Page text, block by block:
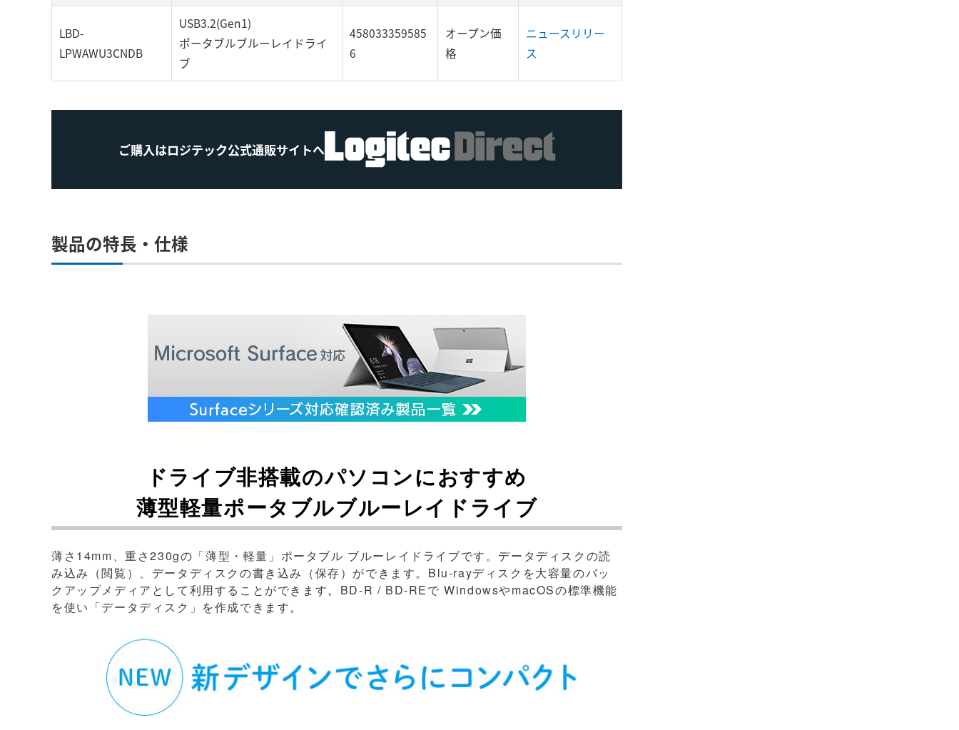
LBD-
LPWAWU3CNDB
USB3.2(Gen1)
ポータブルブルーレイドライ
ブ
458033359585
6
オープン価
格
ニュースリリー
ス
ご購入はロジテック公式通販サイトへ
製品の特長・仕様
ドライブ非搭載のパソコンにおすすめ
薄型軽量ポータブルブルーレイドライブ
薄さ14mm、重さ230gの「薄型・軽量」ポータブル ブルーレイドライブです。データディスクの読
み込み（閲覧）、データディスクの書き込み（保存）ができます。Blu-rayディスクを大容量のバッ
クアップメディアとして利用することができます。BD-R / BD-REで WindowsやmacOSの標準機能
を使い「データディスク」を作成できます。